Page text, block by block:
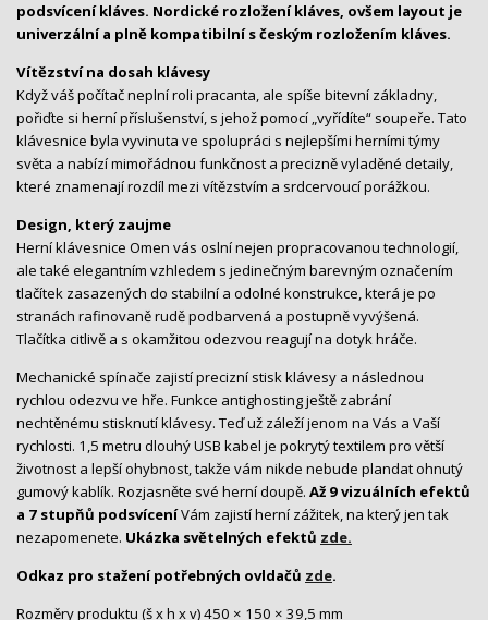
podsvícení kláves. Nordické rozložení kláves, ovšem layout je
univerzální a plně kompatibilní s českým rozložením kláves.
Vítězství na dosah klávesy
Když váš počítač neplní roli pracanta, ale spíše bitevní základny,
pořiďte si herní příslušenství, s jehož pomocí „vyřídíte“ soupeře. Tato
klávesnice byla vyvinuta ve spolupráci s nejlepšími herními týmy
světa a nabízí mimořádnou funkčnost a precizně vyladěné detaily,
které znamenají rozdíl mezi vítězstvím a srdcervoucí porážkou.
Design, který zaujme
Herní klávesnice Omen vás oslní nejen propracovanou technologií,
ale také elegantním vzhledem s jedinečným barevným označením
tlačítek zasazených do stabilní a odolné konstrukce, která je po
stranách rafinovaně rudě podbarvená a postupně vyvýšená.
Tlačítka citlivě a s okamžitou odezvou reagují na dotyk hráče.
Mechanické spínače zajistí precizní stisk klávesy a následnou
rychlou odezvu ve hře. Funkce antighosting ještě zabrání
nechtěnému stisknutí klávesy. Teď už záleží jenom na Vás a Vaší
rychlosti. 1,5 metru dlouhý USB kabel je pokrytý textilem pro větší
životnost a lepší ohybnost, takže vám nikde nebude plandat ohnutý
gumový kablík. Rozjasněte své herní doupě. Až 9 vizuálních efektů
a 7 stupňů podsvíceníVám zajistí herní zážitek, na který jen tak
nezapomenete. Ukázka světelných efektů zde.
Odkaz pro stažení potřebných ovldačů zde.
Rozměry produktu (š x h x v) 450 × 150 × 39,5 mm